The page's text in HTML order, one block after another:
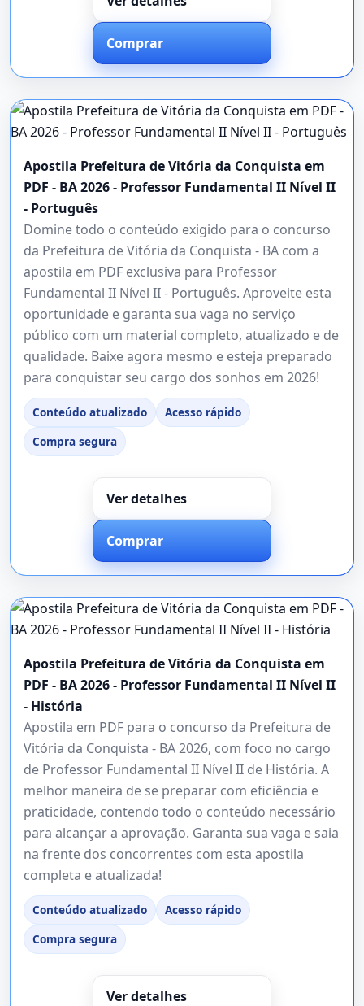
Comprar
Apostila Prefeitura de Vitória da Conquista em
PDF - BA 2026 - Professor Fundamental II Nível II
- Português
Domine todo o conteúdo exigido para o concurso
da Prefeitura de Vitória da Conquista - BA com a
apostila em PDF exclusiva para Professor
Fundamental II Nível II - Português. Aproveite esta
oportunidade e garanta sua vaga no serviço
público com um material completo, atualizado e de
qualidade. Baixe agora mesmo e esteja preparado
para conquistar seu cargo dos sonhos em 2026!
Conteúdo atualizado
Acesso rápido
Compra segura
Ver detalhes
Comprar
Apostila Prefeitura de Vitória da Conquista em
PDF - BA 2026 - Professor Fundamental II Nível II
- História
Apostila em PDF para o concurso da Prefeitura de
Vitória da Conquista - BA 2026, com foco no cargo
de Professor Fundamental II Nível II de História. A
melhor maneira de se preparar com eficiência e
praticidade, contendo todo o conteúdo necessário
para alcançar a aprovação. Garanta sua vaga e saia
na frente dos concorrentes com esta apostila
completa e atualizada!
Conteúdo atualizado
Acesso rápido
Compra segura
Ver detalhes